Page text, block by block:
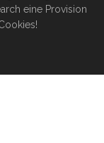
eine Provision